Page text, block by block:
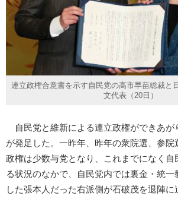
連立政権合意書を示す自民党の高市早苗総裁と
文代表（20日）
自民党と維新による連立政権ができあが
が発足した。一昨年、昨年の衆院選、参院
政権は少数与党となり、これまでになく自
る状況のなかで、自民党内では裏金・統一
した張本人だった右派側が石破茂を退陣